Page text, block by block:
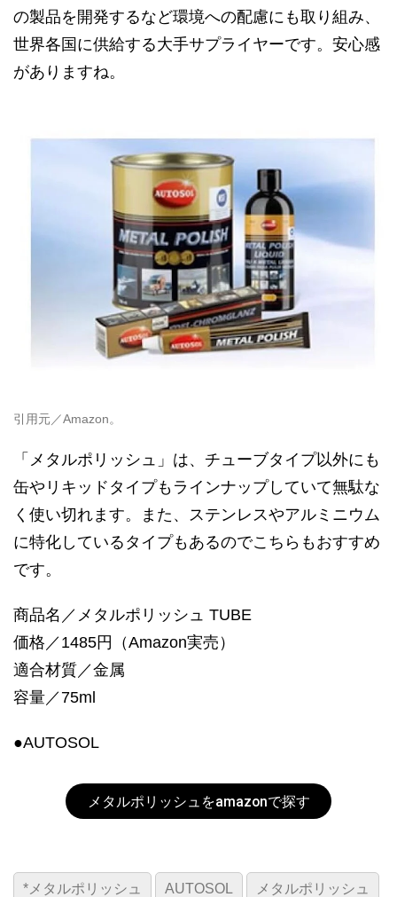
の製品を開発するなど環境への配慮にも取り組み、
世界各国に供給する大手サプライヤーです。安心感
がありますね。
引用元／Amazon。
「メタルポリッシュ」は、チューブタイプ以外にも
缶やリキッドタイプもラインナップしていて無駄な
く使い切れます。また、ステンレスやアルミニウム
に特化しているタイプもあるのでこちらもおすすめ
です。
商品名／メタルポリッシュ TUBE
価格／1485円（Amazon実売）
適合材質／金属
容量／75ml
●AUTOSOL
メタルポリッシュをamazonで探す
*メタルポリッシュ AUTOSOL メタルポリッシュ